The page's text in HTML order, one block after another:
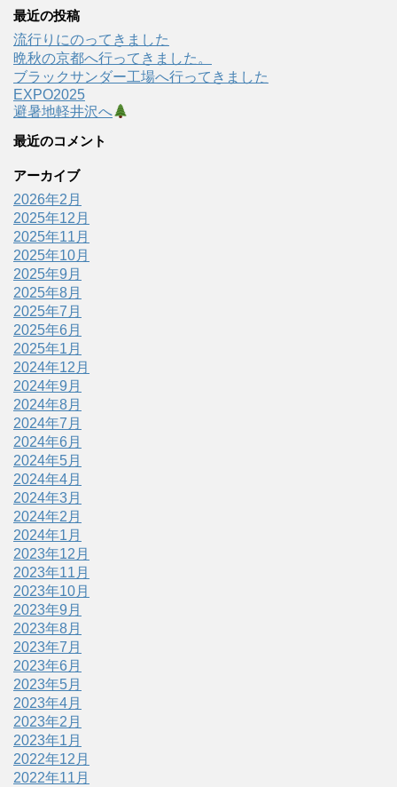
最近の投稿
流行りにのってきました
晩秋の京都へ行ってきました。
ブラックサンダー工場へ行ってきました
EXPO2025
避暑地軽井沢へ
最近のコメント
アーカイブ
2026年2月
2025年12月
2025年11月
2025年10月
2025年9月
2025年8月
2025年7月
2025年6月
2025年1月
2024年12月
2024年9月
2024年8月
2024年7月
2024年6月
2024年5月
2024年4月
2024年3月
2024年2月
2024年1月
2023年12月
2023年11月
2023年10月
2023年9月
2023年8月
2023年7月
2023年6月
2023年5月
2023年4月
2023年2月
2023年1月
2022年12月
2022年11月